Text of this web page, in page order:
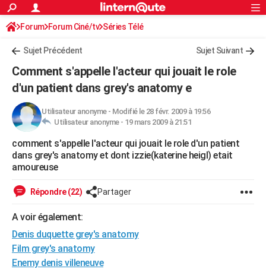
ACTUALITÉS
Politique
Société
Faits Divers
Education
Monde
Villes
+
Programme TV
TNTStreaming
Cinéma
Sorties cinéma
Musique
FINANCE
Retraite
Impôts
Epargne
Immobilier
Risques naturels par ville
Banque
Assurance
Crédit
AUTO
Essais
Réserver un essai
Citadines
Berlines
SUV
Forum auto
HIGH-TECH
Mobiles
Meilleur smartphone
Internet
Ordinateurs
Jeux vidéo
Guide high-tech
+BRICOLAGE
WEEK-END
Art de vivre
Bien-être
Loisirs
ModeModes de vie
SANTE
Alimentation
Guide de la santé
Maladies
Médicaments
Sommeil
VOYAGE
S'inscrire
Connexion
Forum Forum Ciné/tv Séries Télé
Sujet Précédent Sujet Suivant
Comment s'appelle l'acteur qui jouait le role
d'un patient dans grey's anatomy e
Utilisateur anonyme- Modifié le 28 févr. 2009 à 19:56
Utilisateur anonyme - 19 mars 2009 à 21:51
comment s'appelle l'acteur qui jouait le role d'un patient
dans grey's anatomy et dont izzie(katerine heigl) etait
amoureuse
Répondre (22) Partager
A voir également:
Denis duquette grey's anatomy
Film grey's anatomy
Enemy denis villeneuve